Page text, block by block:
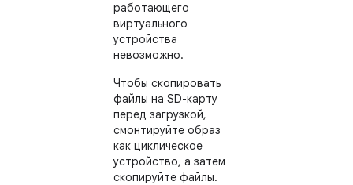
работающего
виртуального
устройства
невозможно.
Чтобы скопировать
файлы на SD-карту
перед загрузкой,
смонтируйте образ
как циклическое
устройство, а затем
скопируйте файлы.